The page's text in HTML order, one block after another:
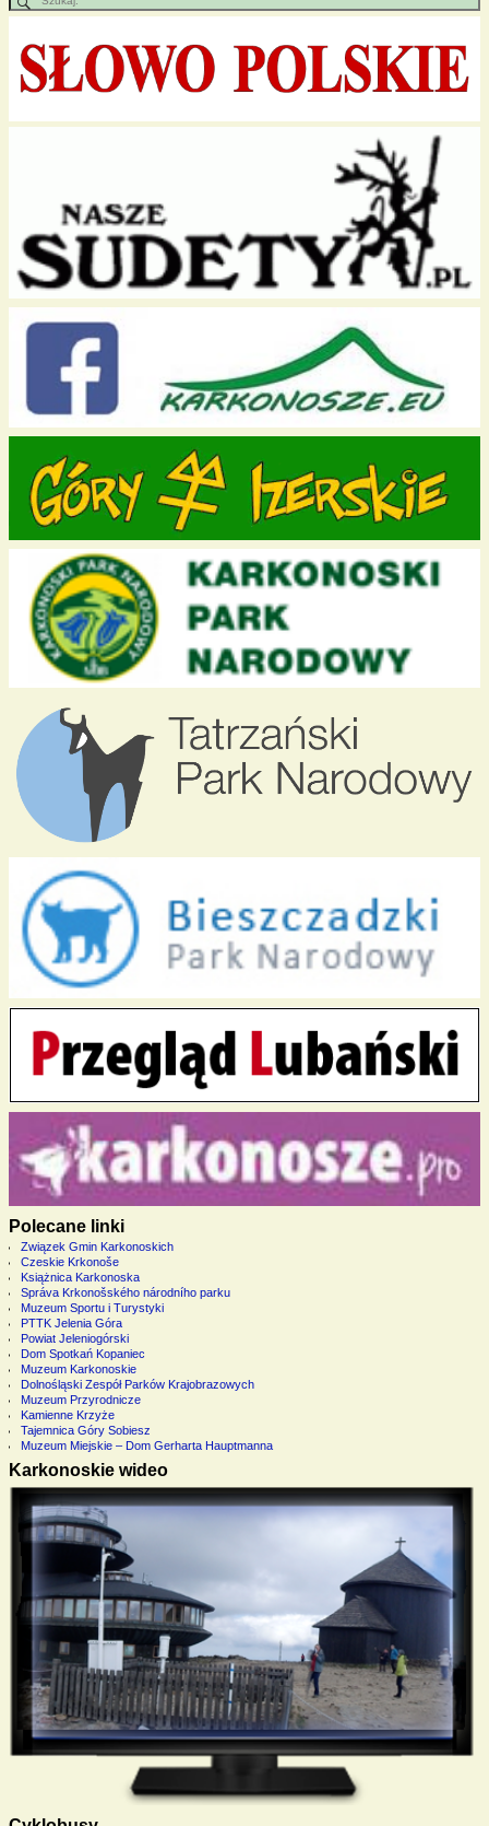
Polecane linki
Związek Gmin Karkonoskich
Czeskie Krkonoše
Książnica Karkonoska
Správa Krkonošského národního parku
Muzeum Sportu i Turystyki
PTTK Jelenia Góra
Powiat Jeleniogórski
Dom Spotkań Kopaniec
Muzeum Karkonoskie
Dolnośląski Zespół Parków Krajobrazowych
Muzeum Przyrodnicze
Kamienne Krzyże
Tajemnica Góry Sobiesz
Muzeum Miejskie – Dom Gerharta Hauptmanna
Karkonoskie wideo